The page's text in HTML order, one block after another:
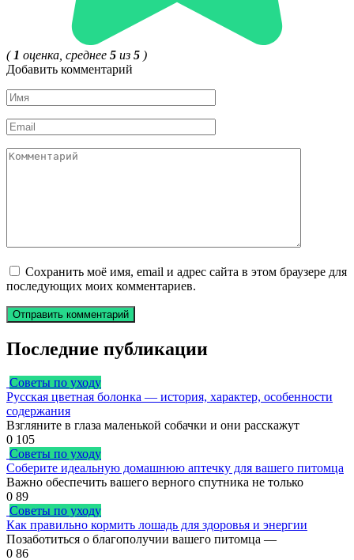
( 1 оценка, среднее 5 из 5 )
Добавить комментарий
Имя
*
Email
*
Комментарий
Сохранить моё имя, email и адрес сайта в этом браузере для
последующих моих комментариев.
Последние публикации
Советы по уходу
Русская цветная болонка — история, характер, особенности
содержания
Взгляните в глаза маленькой собачки и они расскажут
0 105
Советы по уходу
Соберите идеальную домашнюю аптечку для вашего питомца
Важно обеспечить вашего верного спутника не только
0 89
Советы по уходу
Как правильно кормить лошадь для здоровья и энергии
Позаботиться о благополучии вашего питомца —
0 86